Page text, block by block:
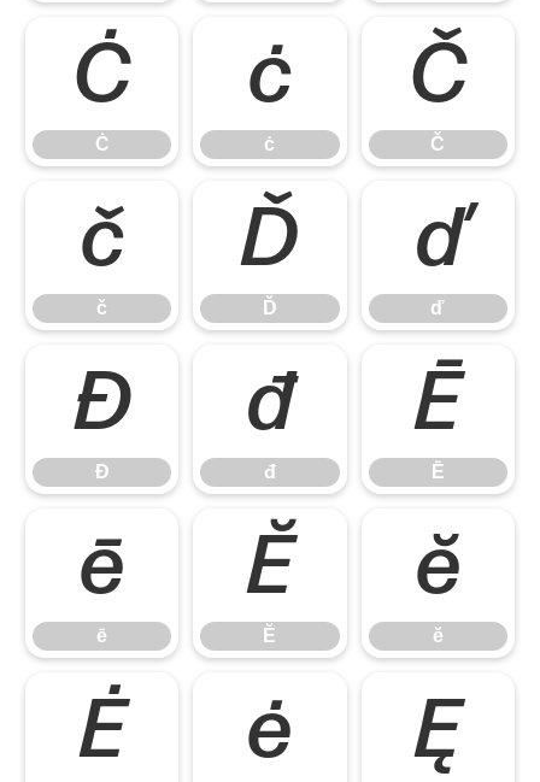
Ċ
Ċ
ċ
ċ
Č
Č
č
č
Ď
Ď
ď
ď
Đ
Đ
đ
đ
Ē
Ē
ē
ē
Ĕ
Ĕ
ĕ
ĕ
Ė ė Ę